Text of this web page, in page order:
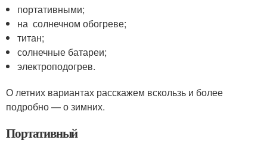
портативными;
на солнечном обогреве;
титан;
солнечные батареи;
электроподогрев.
О летних вариантах расскажем вскользь и более
подробно — о зимних.
Портативный